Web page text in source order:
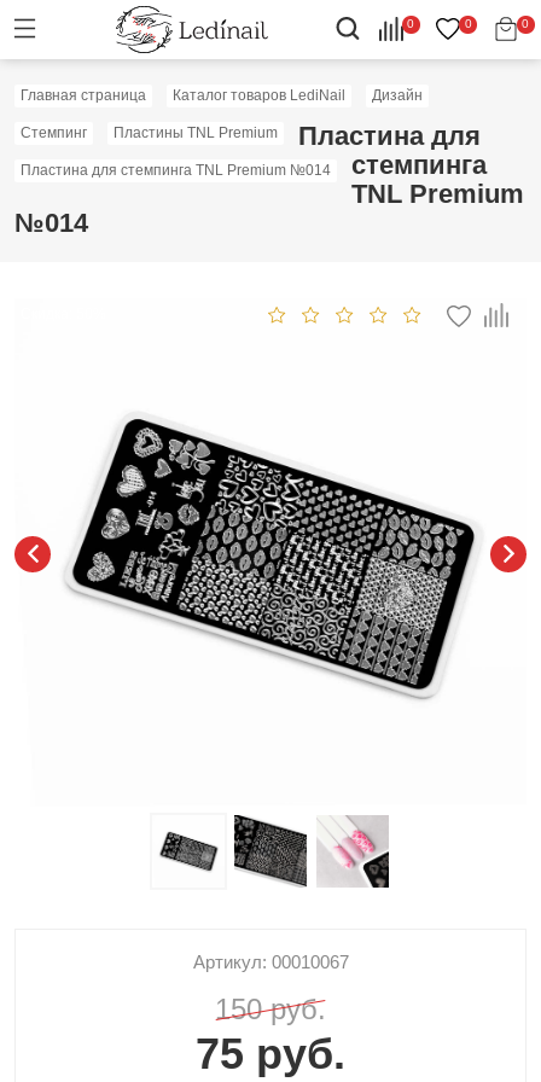
0 0 0
Главная страница Каталог товаров LediNail Дизайн
Стемпинг Пластины TNL Premium
Пластина для стемпинга TNL Premium №014
Пластина для
стемпинга
TNL Premium
№014
Артикул: 00010067
150 руб.
75 руб.